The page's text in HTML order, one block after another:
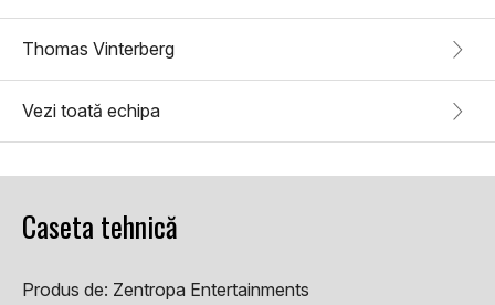
Thomas Vinterberg
Vezi toată echipa
Caseta tehnică
Produs de: Zentropa Entertainments